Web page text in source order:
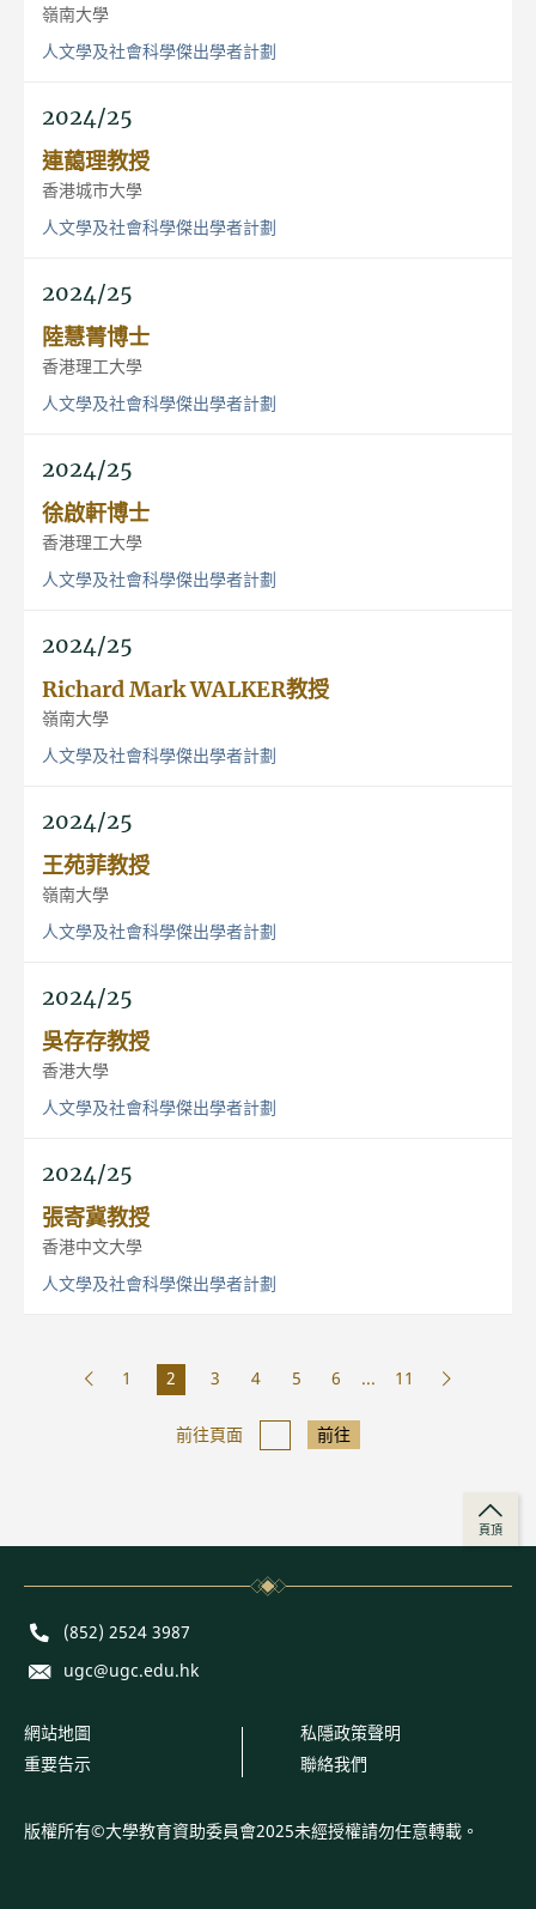
嶺南大學
人文學及社會科學傑出學者計劃
2024/25
連藹理教授
香港城市大學
人文學及社會科學傑出學者計劃
2024/25
陸慧菁博士
香港理工大學
人文學及社會科學傑出學者計劃
2024/25
徐啟軒博士
香港理工大學
人文學及社會科學傑出學者計劃
2024/25
Richard Mark WALKER教授
嶺南大學
人文學及社會科學傑出學者計劃
2024/25
王苑菲教授
嶺南大學
人文學及社會科學傑出學者計劃
2024/25
吳存存教授
香港大學
人文學及社會科學傑出學者計劃
2024/25
張寄冀教授
香港中文大學
人文學及社會科學傑出學者計劃
1 2 3 4 5 6 ... 11
前往頁面 前往
頁頂
Phone(852) 2524 3987
E-mailugc@ugc.edu.hk
網站地圖
重要告示
私隱政策聲明
聯絡我們
版權所有©大學教育資助委員會2025未經授權請勿任意轉載。